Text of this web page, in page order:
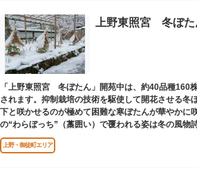
上野東照宮 冬ぼた
「上野東照宮 冬ぼたん」開苑中は、約40品種160
されます。抑制栽培の技術を駆使して開花させる冬
下と咲かせるのが極めて困難な寒ぼたんが華やかに
の“わらぼっち”（藁囲い）で覆われる姿は冬の風物
を感じながら、お正月の縁起花をお楽しみいただけま
上野・御徒町エリア